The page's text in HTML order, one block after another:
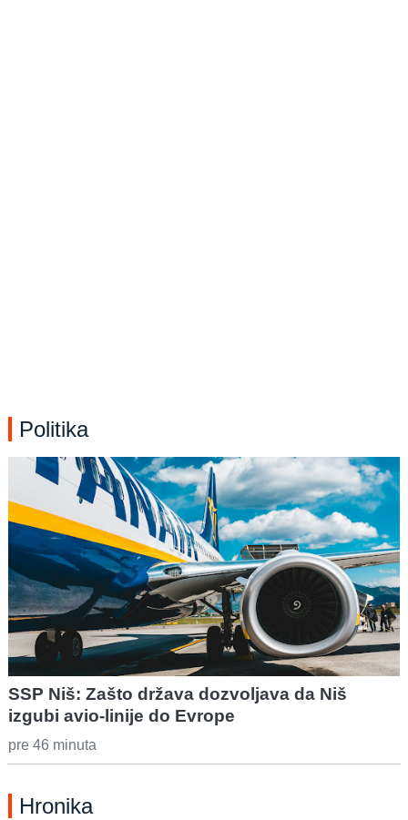
Politika
SSP Niš: Zašto država dozvoljava da Niš
izgubi avio-linije do Evrope
pre 46 minuta
Hronika